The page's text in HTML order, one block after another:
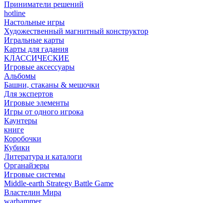
Приниматели решений
hotline
Настольные игры
Художественный магнитный конструктор
Игральные карты
Карты для гадания
КЛАССИЧЕСКИЕ
Игровые аксессуары
Альбомы
Башни, стаканы & мешочки
Для экспертов
Игровые элементы
Игры от одного игрока
Каунтеры
книге
Коробочки
Кубики
Литература и каталоги
Органайзеры
Игровые системы
Middle-earth Strategy Battle Game
Властелин Мира
warhammer